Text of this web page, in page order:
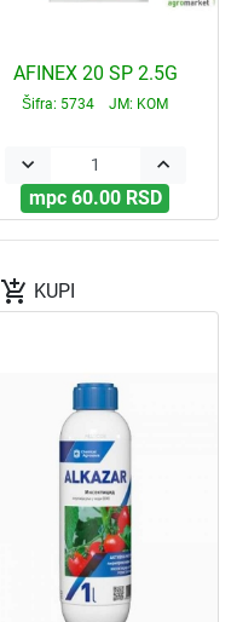
AFINEX 20 SP 2.5G
Šifra: 5734 JM: KOM
keyboard_arrow_down keyboard_arrow_up
mpc 60.00 RSD
add_shopping_cart KUPI